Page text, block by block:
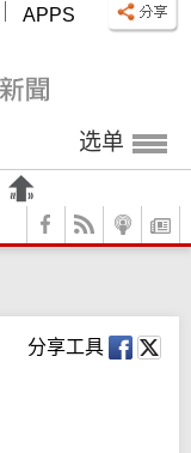
APPS
选单
分享工具